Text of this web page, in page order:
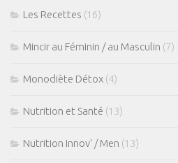
Les Recettes (16)
Mincir au Féminin / au Masculin (7)
Monodiète Détox (4)
Nutrition et Santé (13)
Nutrition Innov' / Men (13)